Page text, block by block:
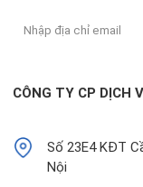
CÔNG TY CP DỊCH
Số 23E4 KĐT
Nội